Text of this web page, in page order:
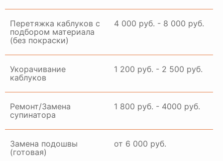
Перетяжка каблуков с
подбором материала
(без покраски)
4 000 руб. - 8 000 руб.
Укорачивание
каблуков
1 200 руб. - 2 500 руб.
Ремонт/Замена
супинатора
1 800 руб. - 4000 руб.
Замена подошвы
(готовая)
от 6 000 руб.